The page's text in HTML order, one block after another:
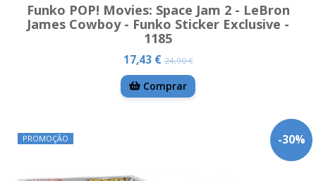
Funko POP! Movies: Space Jam 2 - LeBron
James Cowboy - Funko Sticker Exclusive -
1185
17,43 €24,90 €
Comprar
-30%
PROMOÇÃO